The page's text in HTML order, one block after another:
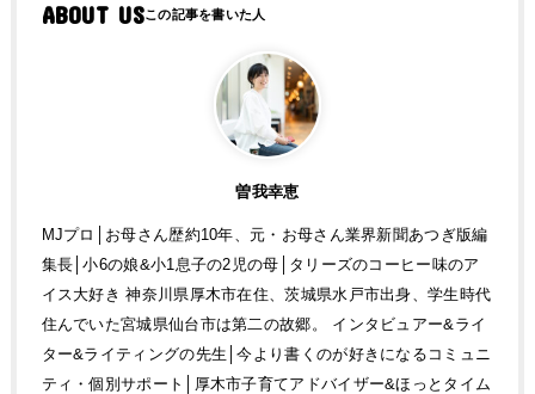
ABOUT US
曽我幸恵
MJプロ│お母さん歴約10年、元・お母さん業界新聞あつぎ版編
集長│小6の娘&小1息子の2児の母│タリーズのコーヒー味のア
イス大好き 神奈川県厚木市在住、茨城県水戸市出身、学生時代
住んでいた宮城県仙台市は第二の故郷。 インタビュアー&ライ
ター&ライティングの先生│今より書くのが好きになるコミュニ
ティ・個別サポート│厚木市子育てアドバイザー&ほっとタイム